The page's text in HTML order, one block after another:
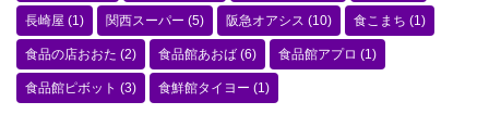
長崎屋 (1) 関西スーパー (5) 阪急オアシス (10) 食こまち (1)
食品の店おおた (2) 食品館あおば (6) 食品館アプロ (1)
食品館ピボット (3) 食鮮館タイヨー (1)